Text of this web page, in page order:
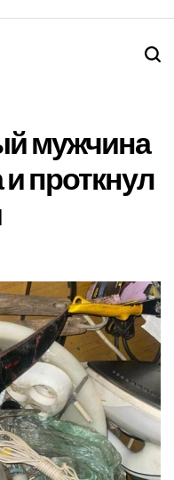
мужчина
проткнул